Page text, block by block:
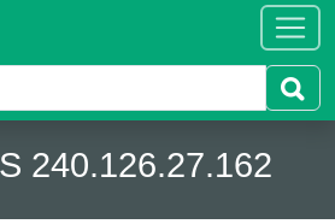
240.126.27.162